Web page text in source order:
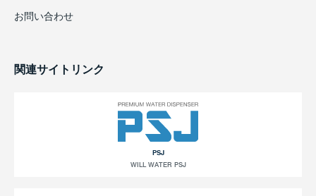
お問い合わせ
関連サイトリンク
PSJ
WILL WATER PSJ